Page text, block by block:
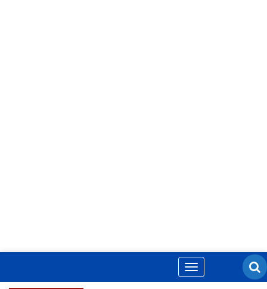
Toggle
navigation